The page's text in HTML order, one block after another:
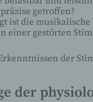
getroffen?
ist die
einer gestörten
der
der